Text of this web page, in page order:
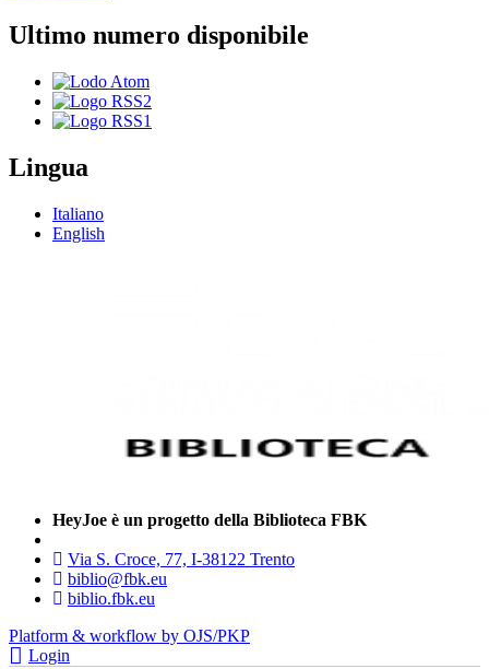
Ultimo numero disponibile
Lingua
Italiano
English
HeyJoe è un progetto della Biblioteca FBK
Via S. Croce, 77, I-38122 Trento
biblio@fbk.eu
biblio.fbk.eu
Platform & workflow by OJS/PKP
Login